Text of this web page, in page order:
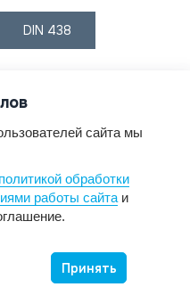
DIN 438
стали А2 А4.
Неткам
сайта мы
политикой обработки
работы сайта и
Принять